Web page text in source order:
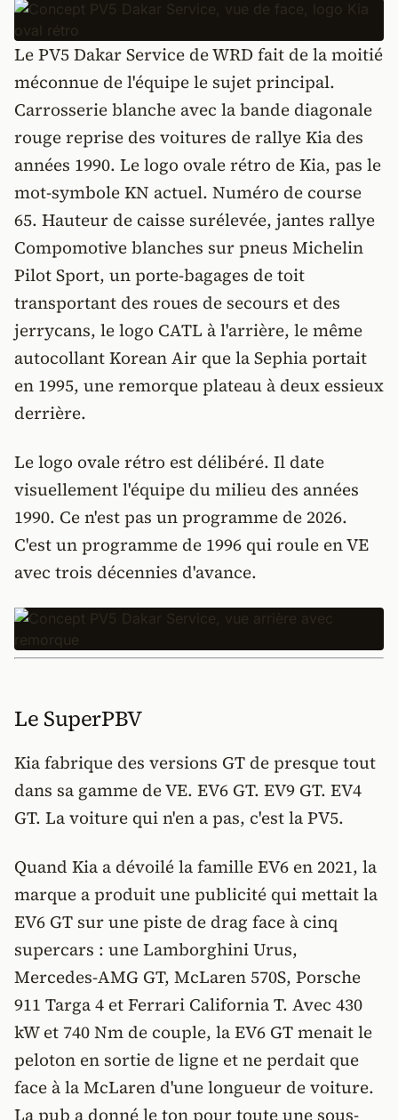
Le PV5 Dakar Service de WRD fait de la moitié
méconnue de l'équipe le sujet principal.
Carrosserie blanche avec la bande diagonale
rouge reprise des voitures de rallye Kia des
années 1990. Le logo ovale rétro de Kia, pas le
mot-symbole KN actuel. Numéro de course
65. Hauteur de caisse surélevée, jantes rallye
Compomotive blanches sur pneus Michelin
Pilot Sport, un porte-bagages de toit
transportant des roues de secours et des
jerrycans, le logo CATL à l'arrière, le même
autocollant Korean Air que la Sephia portait
en 1995, une remorque plateau à deux essieux
derrière.
Le logo ovale rétro est délibéré. Il date
visuellement l'équipe du milieu des années
1990. Ce n'est pas un programme de 2026.
C'est un programme de 1996 qui roule en VE
avec trois décennies d'avance.
Le SuperPBV
Kia fabrique des versions GT de presque tout
dans sa gamme de VE. EV6 GT. EV9 GT. EV4
GT. La voiture qui n'en a pas, c'est la PV5.
Quand Kia a dévoilé la famille EV6 en 2021, la
marque a produit une publicité qui mettait la
EV6 GT sur une piste de drag face à cinq
supercars : une Lamborghini Urus,
Mercedes-AMG GT, McLaren 570S, Porsche
911 Targa 4 et Ferrari California T. Avec 430
kW et 740 Nm de couple, la EV6 GT menait le
peloton en sortie de ligne et ne perdait que
face à la McLaren d'une longueur de voiture.
La pub a donné le ton pour toute une sous-